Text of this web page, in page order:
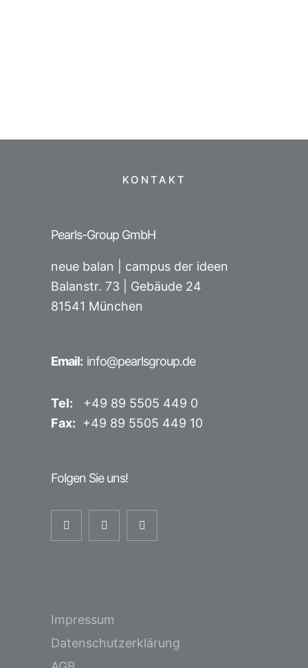
KONTAKT
Pearls-Group GmbH
neue balan | campus der ideen
Balanstr. 73 | Gebäude 24
81541 München
Email: info@pearlsgroup.de
Tel: +49 89 5505 449 0
Fax: +49 89 5505 449 10
Folgen Sie uns!
Impressum
Datenschutzerklärung